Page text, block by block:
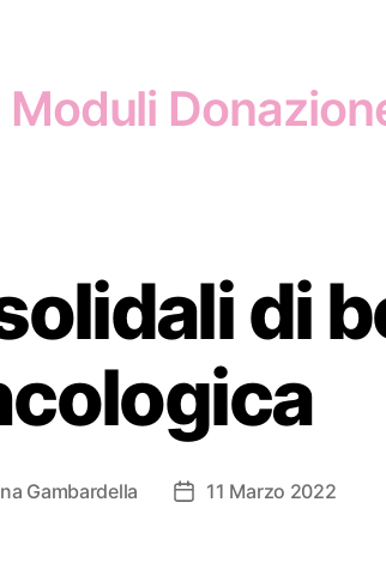
Moduli
di
Gambardella 11 Marzo 2022